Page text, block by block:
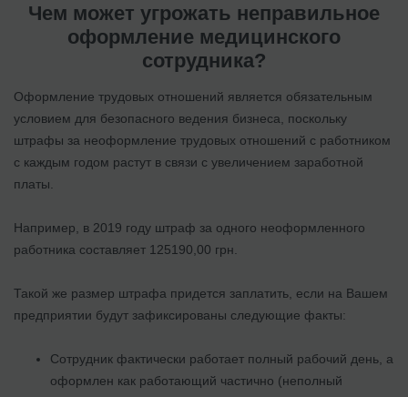
Чем может угрожать неправильное
оформление медицинского
сотрудника?
Оформление трудовых отношений является обязательным
условием для безопасного ведения бизнеса, поскольку
штрафы за неоформление трудовых отношений с работником
с каждым годом растут в связи с увеличением заработной
платы.
Например, в 2019 году штраф за одного неоформленного
работника составляет 125190,00 грн.
Такой же размер штрафа придется заплатить, если на Вашем
предприятии будут зафиксированы следующие факты:
Сотрудник фактически работает полный рабочий день, а
оформлен как работающий частично (неполный